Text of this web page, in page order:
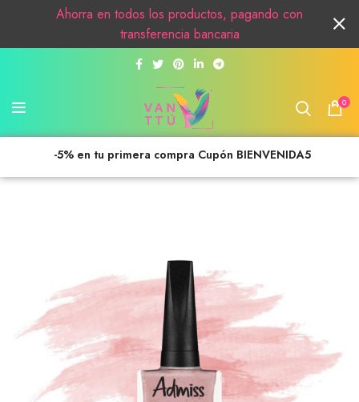
0
-5% en tu primera compra Cupón BIENVENIDA5
Ahorra en todos los productos, pagando con
transferencia bancaria